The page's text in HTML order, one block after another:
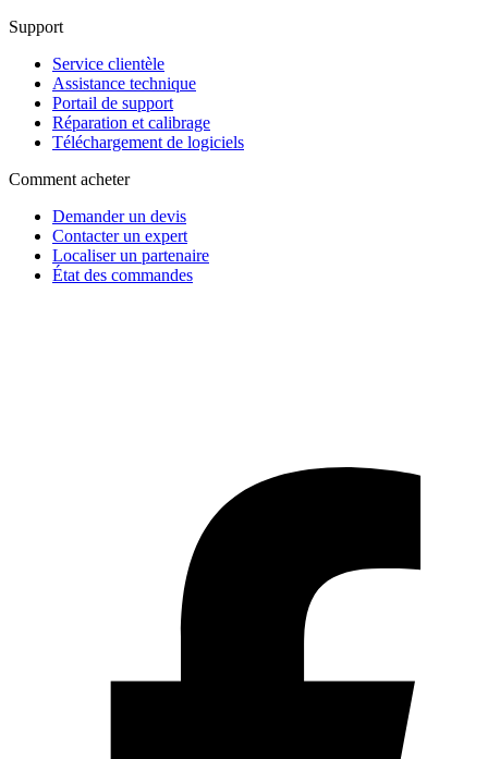
Support
Service clientèle
Assistance technique
Portail de support
Réparation et calibrage
Téléchargement de logiciels
Comment acheter
Demander un devis
Contacter un expert
Localiser un partenaire
État des commandes